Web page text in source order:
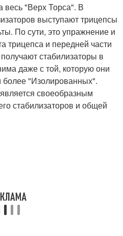
весь "Верх Торса". В
выступают трицепсы
По сути, это упражнение и
трицепса и передней части
стабилизаторы в
даже с той, которую они
"Изолированных".
своеобразным
стабилизаторов и общей